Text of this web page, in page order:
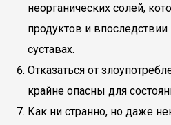
неорганических солей,
продуктов и
суставах.
Отказаться от
крайне опасны для
Как ни странно, но даже